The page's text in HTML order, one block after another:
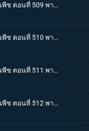
One piece วันพีช ตอนที่ 509 พากย์ไทย การติดต่อ! ยอดนักดาบมิฮอร์ค โซโลทุ่มพลังใจสู้สุดชีวิต
One piece วันพีช ตอนที่ 510 พากย์ไทย ความทรมานของซันจิ! ราชินีผู้กลับคืนสู่อาณาจักร
One piece วันพีช ตอนที่ 511 พากย์ไทย การขึ้นฝั่งอีกครั้งที่น่าเหลือเชื่อ! ลูฟี่ ไปยังศูนย์ใหญ่กองทัพเรือ!
One piece วันพีช ตอนที่ 512 พากย์ไทย จงไปถึงพรรคพวก!! ข่าวใหญ่ที่ดังไปทั่วโลก